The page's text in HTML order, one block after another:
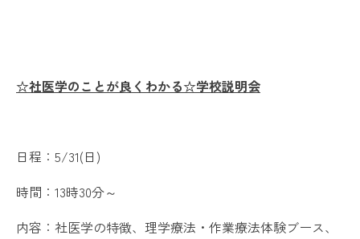
☆社医学のことが良くわかる☆学校説明会
日程：5/31(日)
時間：13時30分～
内容：社医学の特徴、理学療法・作業療法体験ブース、